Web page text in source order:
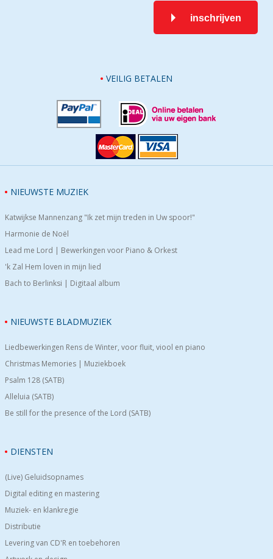
inschrijven
VEILIG BETALEN
NIEUWSTE MUZIEK
Katwijkse Mannenzang "Ik zet mijn treden in Uw spoor!"
Harmonie de Noël
Lead me Lord | Bewerkingen voor Piano & Orkest
'k Zal Hem loven in mijn lied
Bach to Berlinksi | Digitaal album
NIEUWSTE BLADMUZIEK
Liedbewerkingen Rens de Winter, voor fluit, viool en piano
Christmas Memories | Muziekboek
Psalm 128 (SATB)
Alleluia (SATB)
Be still for the presence of the Lord (SATB)
DIENSTEN
(Live) Geluidsopnames
Digital editing en mastering
Muziek- en klankregie
Distributie
Levering van CD'R en toebehoren